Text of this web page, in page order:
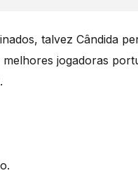
talvez Cândida
jogadoras